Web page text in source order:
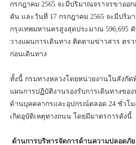
กรกฎาคม 2565 จะมีปริมาณจราจรขาออ
คัน และวันที่ 17 กรกฎาคม 2565 จะมีปริม
กรุงเทพมหานครสูงสุดประมาณ 596,695
วางแผนการเดินทาง ติดตามข่าวสาร ตร
ก่อนเดินทาง
ทั้งนี้ กรมทางหลวงโดยหน่วยงานในสังกัด
แผนการปฏิบัติงานรองรับการเดินทางขอ
ด้านบุคคลากรและอุปกรณ์ตลอด 24 ชั่วโม
เกิดอุบัติเหตุทางถนน โดยมีมาตรการดังนี้
ด้านการบริหารจัดการด้านความปลอดภัย